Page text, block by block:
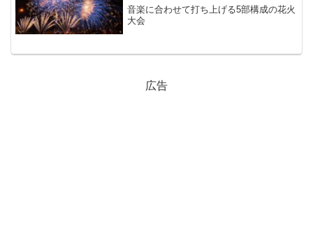
音楽に合わせて打ち上げる5部構成の花火
大会
広告